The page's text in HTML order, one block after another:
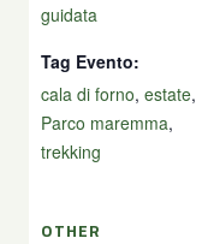
guidata
Tag Evento:
cala di forno, estate,
Parco maremma,
trekking
OTHER